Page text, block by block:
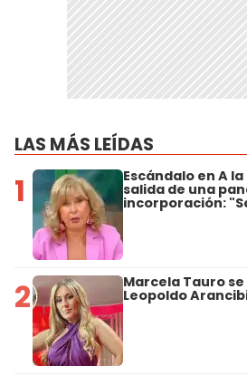
LAS MÁS LEÍDAS
1 Escándalo en A
salida de una
incorporación:
2 Marcela Tauro
Leopoldo